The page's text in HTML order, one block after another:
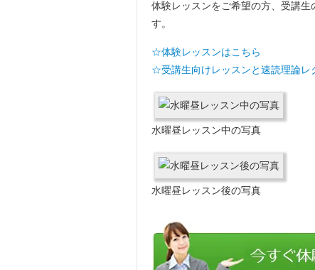
体験レッスンをご希望の方、受講
す。
☆体験レッスンはこちら
☆受講生向けレッスンと速読理論レ
水曜昼レッスン中の写真
水曜昼レッスン後の写真